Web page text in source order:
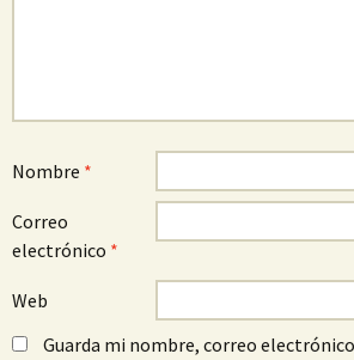
Nombre *
Correo
electrónico *
Web
Guarda mi nombre, correo